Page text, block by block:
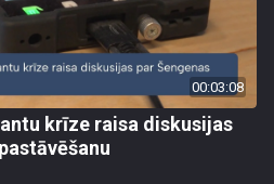
00:03:08
krīze raisa diskusijas